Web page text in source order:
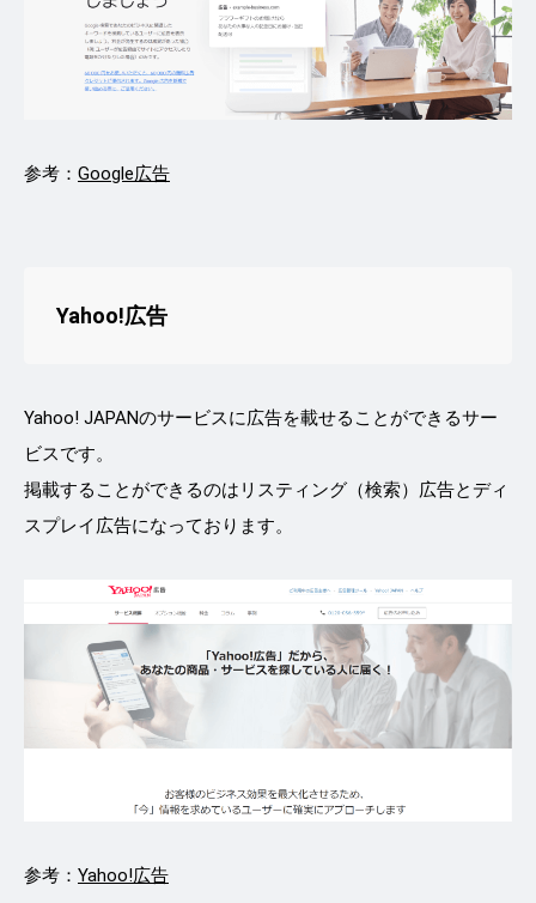
参考： Google広告
Yahoo!広告
Yahoo! JAPANのサービスに広告を載せることができるサー
ビスです。
掲載することができるのはリスティング（検索）広告とディ
スプレイ広告になっております。
参考： Yahoo!広告